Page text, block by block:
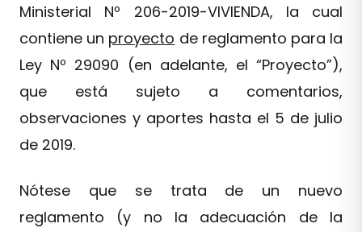
Ministerial Nº 206-2019-VIVIENDA, la cual
contiene un proyecto de reglamento para la
Ley Nº 29090 (en adelante, el “Proyecto”),
que está sujeto a comentarios,
observaciones y aportes hasta el 5 de julio
de 2019.
Nótese que se trata de un nuevo
reglamento (y no la adecuación de la